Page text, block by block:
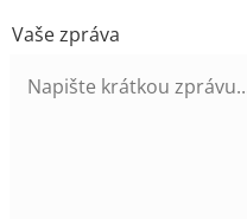
Vaše zpráva